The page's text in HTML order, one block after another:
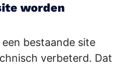
worden
bestaande site
verbeterd. Dat